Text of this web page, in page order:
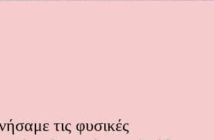
τις φυσικές